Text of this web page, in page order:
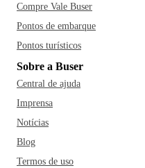
Compre Vale Buser
Pontos de embarque
Pontos turísticos
Sobre a Buser
Central de ajuda
Imprensa
Notícias
Blog
Termos de uso